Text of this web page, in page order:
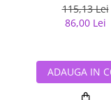
115,13 Lei
86,00 Lei
ADAUGA IN